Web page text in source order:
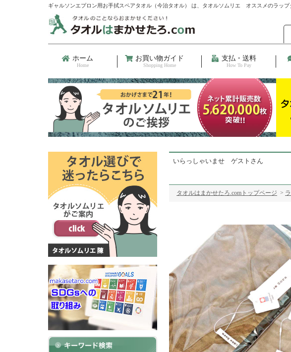
ギャルソンエプロン用お手拭スペアタオル（今治タオル） は、タオルソムリエ オススメのラップ
ホーム
Home
お買い物ガイド
Shopping Home
支払・送料
How To Pay
いらっしゃいませ ゲストさん
タオルはまかせたろ.comトップページ >